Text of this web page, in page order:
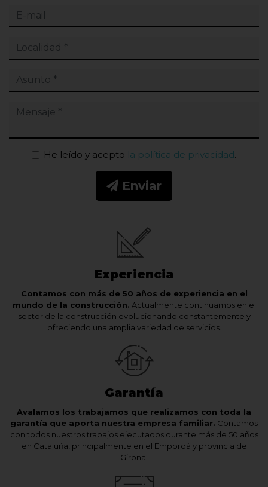
He leído y acepto la política de privacidad.
Enviar
Experiencia
Contamos con más de 50 años de experiencia en el
mundo de la construcción. Actualmente continuamos en el
sector de la construcción evolucionando constantemente y
ofreciendo una amplia variedad de servicios.
Garantía
Avalamos los trabajamos que realizamos con toda la
garantía que aporta nuestra empresa familiar. Contamos
con todos nuestros trabajos ejecutados durante más de 50 años
en Cataluña, principalmente en el Empordà y provincia de
Girona.